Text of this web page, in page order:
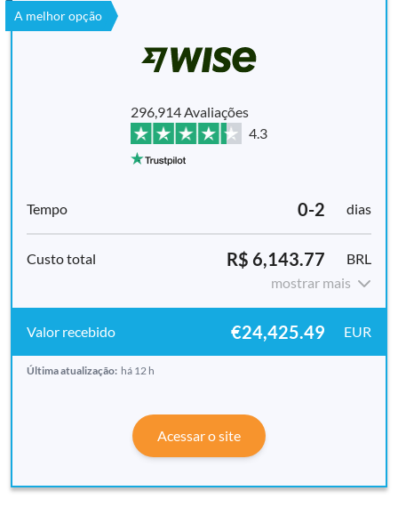
A melhor opção
296,914 Avaliações
4.3
0-2 dias
R$ 6,143.77
BRL
mostrar mais
€24,425.49 EUR
Última atualização: há 12 h
Acessar o site